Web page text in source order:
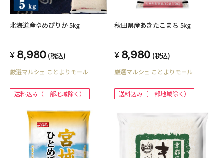
北海道産ゆめぴりか 5kg
8,980 (税込)
厳選マルシェ ことよりモール
送料込み（一部地域除く）
秋田県産あきたこまち 5kg
8,980 (税込)
厳選マルシェ ことよりモール
送料込み（一部地域除く）